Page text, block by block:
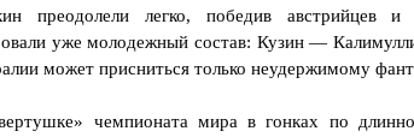
преодолели легко, победив
уже молодежный состав: Кузин —
может присниться только неудержимому
чемпионата мира в гонках по